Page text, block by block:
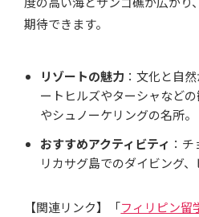
期待できます。
リゾートの魅力 ：文化と自
ートヒルズやターシャなど
やシュノーケリングの名所。
おすすめアクティビティ ：
リカサグ島でのダイビング
【関連リンク】「フィリピン留